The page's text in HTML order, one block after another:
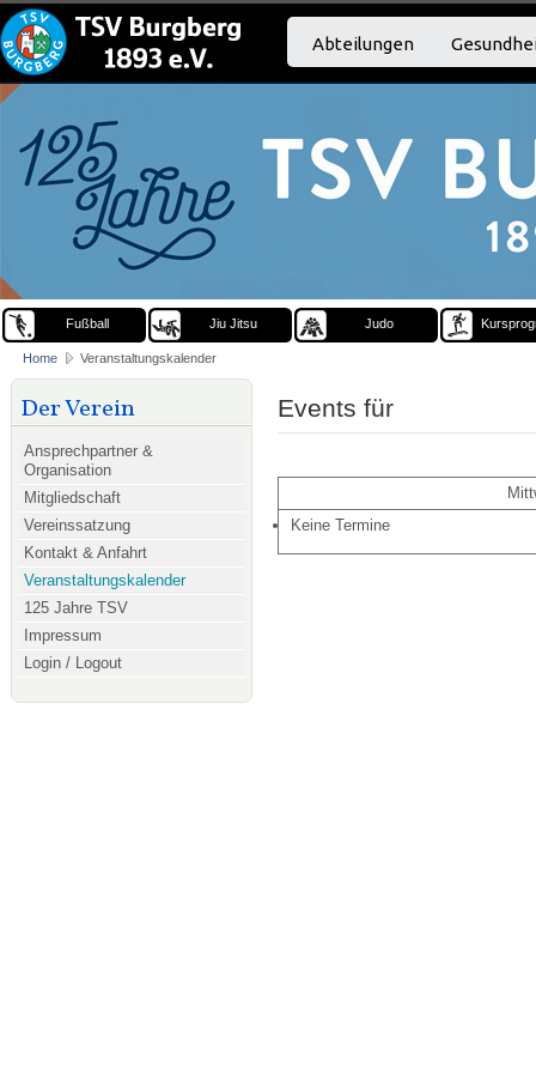
Abteilungen
Fußball Jiu Jitsu Judo
Home Veranstaltungskalender
Der Verein
Ansprechpartner &
Organisation
Mitgliedschaft
Vereinssatzung
Kontakt & Anfahrt
Veranstaltungskalender
125 Jahre TSV
Impressum
Login / Logout
Events für
Keine Termine